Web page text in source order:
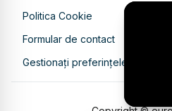
Politica Cookie
Formular de contact
Gestionați preferințele